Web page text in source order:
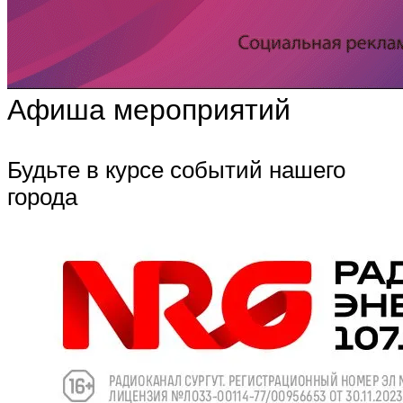
Афиша мероприятий
Будьте в курсе событий нашего
города